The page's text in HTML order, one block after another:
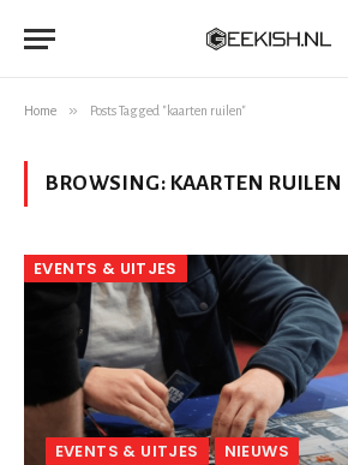
Home » Posts Tagged "kaarten ruilen"
BROWSING: KAARTEN RUILEN
EVENTS & UITJES
EVENTS & UITJES NIEUWS